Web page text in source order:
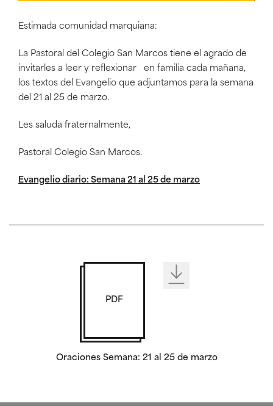
Estimada comunidad marquiana:
La Pastoral del Colegio San Marcos tiene el agrado de
invitarles a leer y reflexionar en familia cada mañana,
los textos del Evangelio que adjuntamos para la semana
del 21 al 25 de marzo.
Les saluda fraternalmente,
Pastoral Colegio San Marcos.
Evangelio diario: Semana 21 al 25 de marzo
PDF
Oraciones Semana: 21 al 25 de marzo